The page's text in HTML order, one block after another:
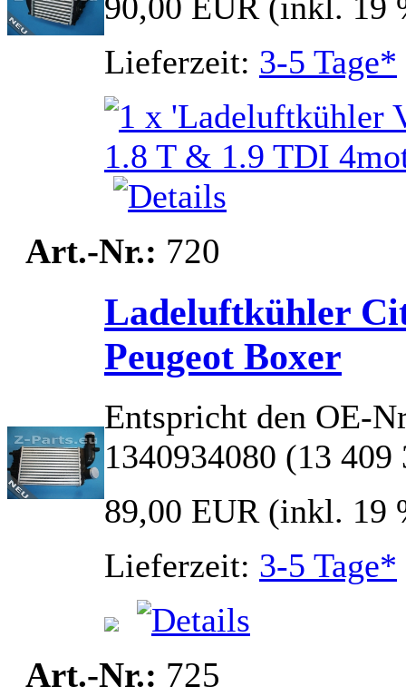
Lieferzeit: 3-5 Tage*
Art.-Nr.: 720
Ladeluftkühler
Peugeot Boxer
Entspricht den OE-
1340934080 (13
89,00 EUR (inkl. 19
Lieferzeit: 3-5 Tage*
Art.-Nr.: 725